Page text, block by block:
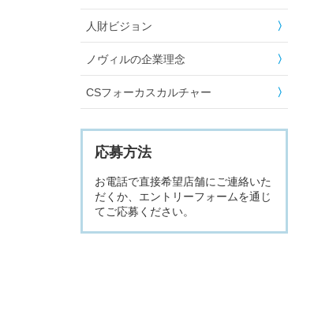
人財ビジョン
ノヴィルの企業理念
CSフォーカスカルチャー
応募方法
お電話で直接希望店舗にご連絡いた
だくか、エントリーフォームを通じ
てご応募ください。